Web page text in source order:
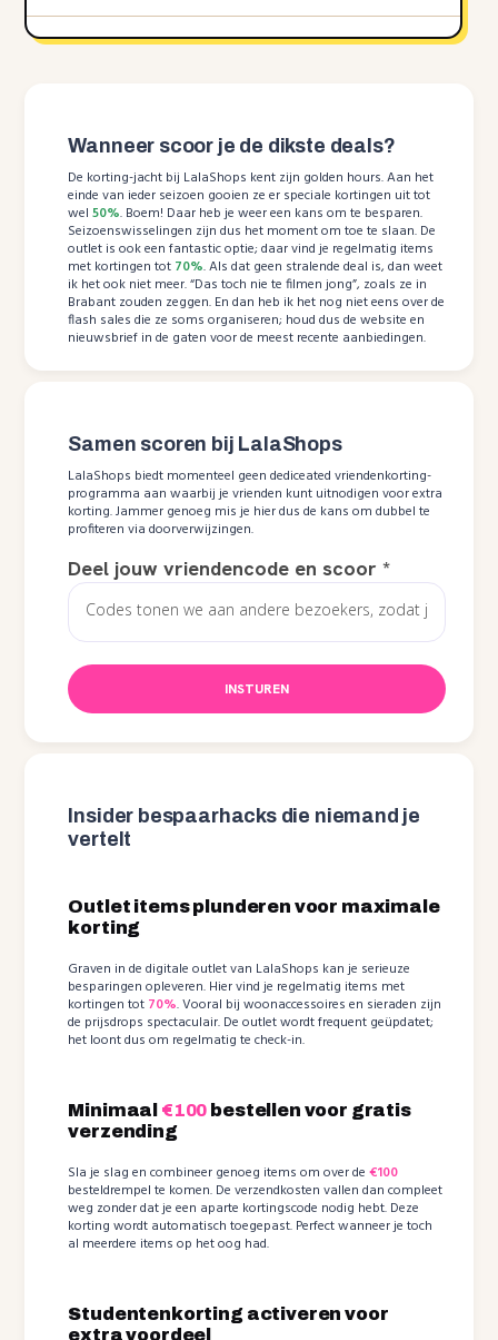
Wanneer scoor je de dikste deals?
De korting-jacht bij LalaShops kent zijn golden hours. Aan het
einde van ieder seizoen gooien ze er speciale kortingen uit tot
wel50%. Boem! Daar heb je weer een kans om te besparen.
Seizoenswisselingen zijn dus het moment om toe te slaan. De
outlet is ook een fantastic optie; daar vind je regelmatig items
met kortingen tot 70%. Als dat geen stralende deal is, dan weet
ik het ook niet meer. “Das toch nie te filmen jong”, zoals ze in
Brabant zouden zeggen. En dan heb ik het nog niet eens over de
flash sales die ze soms organiseren; houd dus de website en
nieuwsbrief in de gaten voor de meest recente aanbiedingen.
Samen scoren bij LalaShops
LalaShops biedt momenteel geen dediceated vriendenkorting-
programma aan waarbij je vrienden kunt uitnodigen voor extra
korting. Jammer genoeg mis je hier dus de kans om dubbel te
profiteren via doorverwijzingen.
Deel jouw vriendencode en scoor*
INSTUREN
Insider bespaarhacks die niemand je
vertelt
Outlet items plunderen voor maximale
korting
Graven in de digitale outlet van LalaShops kan je serieuze
besparingen opleveren. Hier vind je regelmatig items met
kortingen tot 70%. Vooral bij woonaccessoires en sieraden zijn
de prijsdrops spectaculair. De outlet wordt frequent geüpdatet;
het loont dus om regelmatig te check-in.
Minimaal €100 bestellen voor gratis
verzending
Sla je slag en combineer genoeg items om over de€100
besteldrempel te komen. De verzendkosten vallen dan compleet
weg zonder dat je een aparte kortingscode nodig hebt. Deze
korting wordt automatisch toegepast. Perfect wanneer je toch
al meerdere items op het oog had.
Studentenkorting activeren voor
extra voordeel